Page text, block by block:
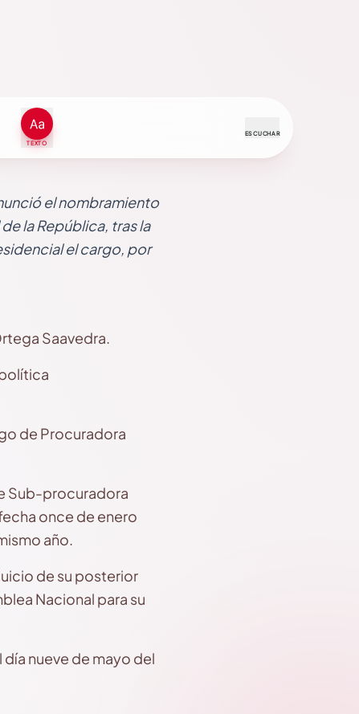
TEXTO
ESCUCHAR
el nombramiento
la República, tras la
el cargo, por
Saavedra.
de Procuradora
Sub-procuradora
once de enero
año.
de su posterior
Nacional para su
nueve de mayo del